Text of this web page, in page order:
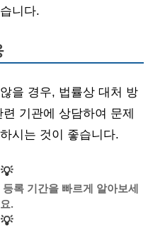
니다.
을 경우, 법률상 대처 방
기관에 상담하여 문제
시는 것이 좋습니다.
💡
록 기간을 빠르게 알아보세
요.
💡